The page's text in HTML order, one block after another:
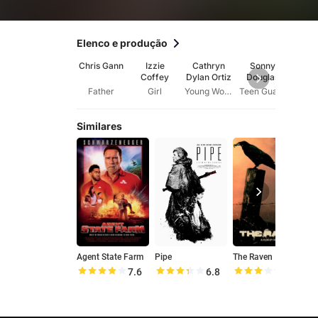
Elenco e produção
Chris Gann
Father
Izzie
Coffey
Girl
Cathryn
Dylan Ortiz
Young Woman
Sonny
Douglas
Teen Guard
Similares
Agent State Farm
7.6
Pipe
6.8
The Raven